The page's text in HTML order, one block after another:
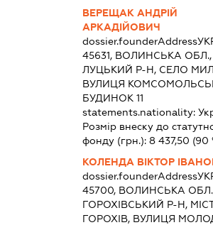
ВЕРЕЩАК АНДРІЙ
АРКАДІЙОВИЧ
dossier.founderAddress
45631, ВОЛИНСЬКА ОБЛ.,
ЛУЦЬКИЙ Р-Н, СЕЛО
ВУЛИЦЯ
БУДИНОК 11
statements.nationality:
Розмір внеску до
фонду (грн.): 8 437,50 (90
КОЛЕНДА ВІКТОР
dossier.founderAddress
45700, ВОЛИНСЬКА
ГОРОХІВСЬКИЙ Р-Н,
ГОРОХІВ, ВУЛИЦЯ